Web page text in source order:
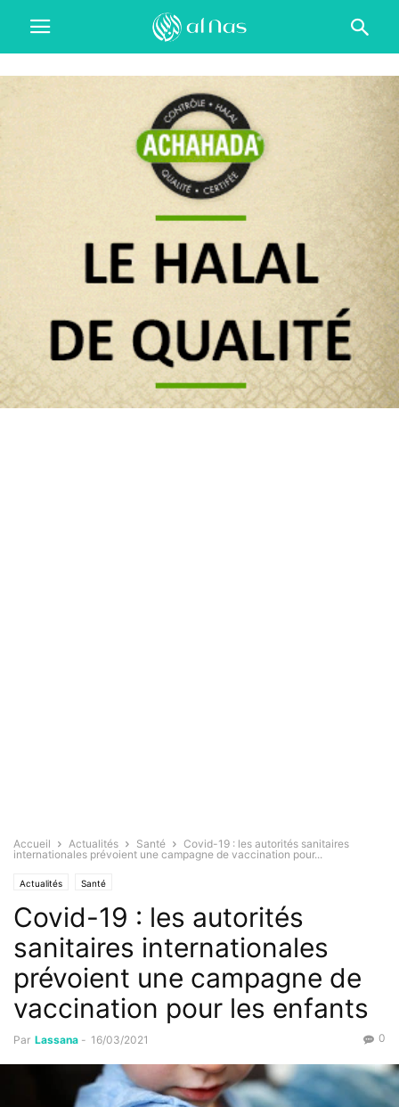
Accueil Actualités Santé
Covid-19 : les autorités sanitaires
internationales prévoient une campagne de vaccination pour...
Actualités Santé
Covid-19 : les autorités
sanitaires internationales
prévoient une campagne de
vaccination pour les enfants
Par Lassana - 16/03/2021 0